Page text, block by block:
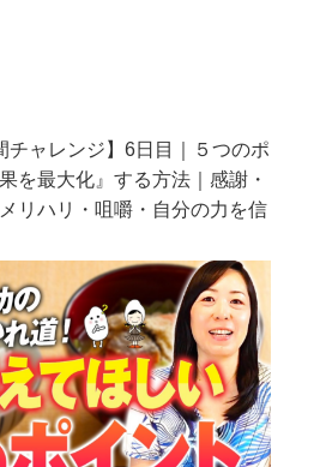
チャレンジ】6日目｜５つのポ
を最大化』する方法｜感謝・
リハリ・咀嚼・自分の力を信